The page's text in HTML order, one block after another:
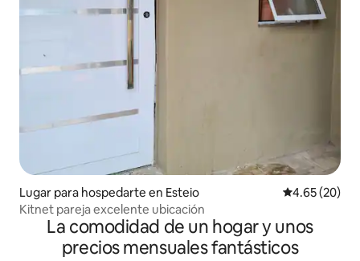
Lugar para hospedarte en Esteio Calificación
4.65 (20)
Kitnet pareja excelente ubicación
La comodidad de un hogar y unos
precios mensuales fantásticos